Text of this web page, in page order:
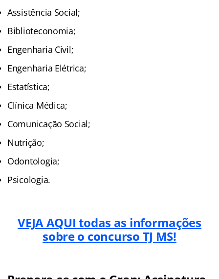
Assistência Social;
Biblioteconomia;
Engenharia Civil;
Engenharia Elétrica;
Estatística;
Clínica Médica;
Comunicação Social;
Nutrição;
Odontologia;
Psicologia.
VEJA AQUI todas as informações
sobre o concurso TJ MS!